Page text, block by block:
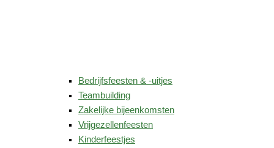
Bedrijfsfeesten & -uitjes
Teambuilding
Zakelijke bijeenkomsten
Vrijgezellenfeesten
Kinderfeestjes